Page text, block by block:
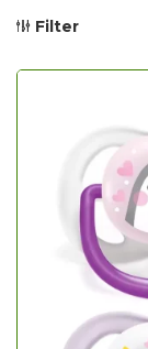
Filter